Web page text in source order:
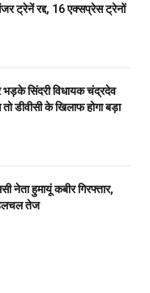
ट्रेनें रद्द, 16 एक्सप्रेस ट्रेनों
भड़के सिंदरी विधायक चंद्रदेव
डीवीसी के खिलाफ होगा बड़ा
नेता हुमायूं कबीर गिरफ्तार,
तेज